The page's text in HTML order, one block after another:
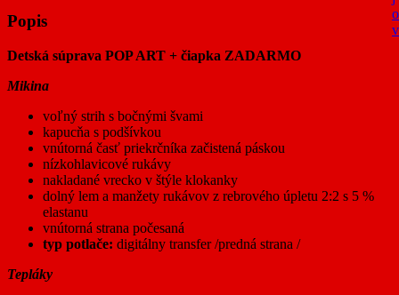
Popis
Detská súprava POP ART + čiapka ZADARMO
Mikina
voľný strih s bočnými švami
kapucňa s podšívkou
vnútorná časť priekrčníka začistená páskou
nízkohlavicové rukávy
nakladané vrecko v štýle klokanky
dolný lem a manžety rukávov z rebrového úpletu 2:2 s 5 %
elastanu
vnútorná strana počesaná
typ potlače: digitálny transfer /predná strana /
Tepláky
o
v